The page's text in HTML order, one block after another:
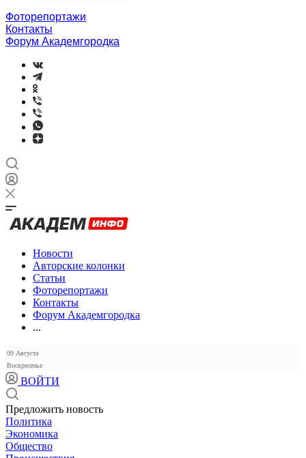
Фоторепортажи
Контакты
Форум Академгородка
Новости
Авторские колонки
Статьи
Фоторепортажи
Контакты
Форум Академгородка
...
09 Августа
Воскресенье
ВОЙТИ
Предложить новость
Политика
Экономика
Общество